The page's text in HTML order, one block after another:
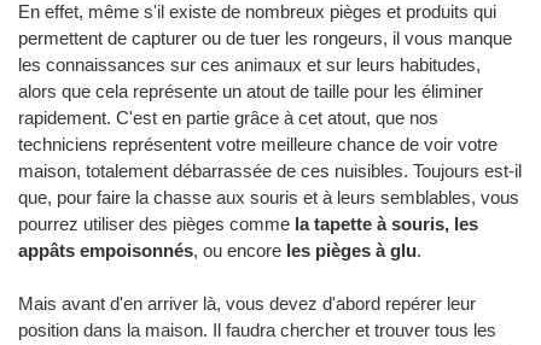
En effet, même s'il existe de nombreux pièges et produits qui
permettent de capturer ou de tuer les rongeurs, il vous manque
les connaissances sur ces animaux et sur leurs habitudes,
alors que cela représente un atout de taille pour les éliminer
rapidement. C'est en partie grâce à cet atout, que nos
techniciens représentent votre meilleure chance de voir votre
maison, totalement débarrassée de ces nuisibles. Toujours est-il
que, pour faire la chasse aux souris et à leurs semblables, vous
pourrez utiliser des pièges comme la tapette à souris, les
appâts empoisonnés, ou encore les pièges à glu.
Mais avant d'en arriver là, vous devez d'abord repérer leur
position dans la maison. Il faudra chercher et trouver tous les